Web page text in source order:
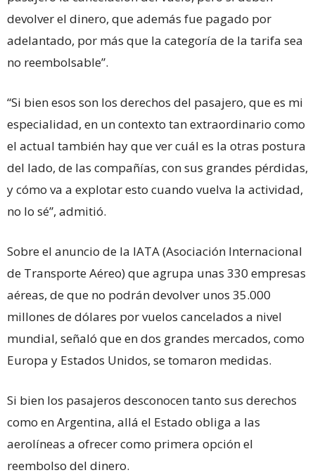
devolver el dinero, que además fue pagado por
adelantado, por más que la categoría de la tarifa sea
no reembolsable”.
“Si bien esos son los derechos del pasajero, que es mi
especialidad, en un contexto tan extraordinario como
el actual también hay que ver cuál es la otras postura
del lado, de las compañías, con sus grandes pérdidas,
y cómo va a explotar esto cuando vuelva la actividad,
no lo sé”, admitió.
Sobre el anuncio de la IATA (Asociación Internacional
de Transporte Aéreo) que agrupa unas 330 empresas
aéreas, de que no podrán devolver unos 35.000
millones de dólares por vuelos cancelados a nivel
mundial, señaló que en dos grandes mercados, como
Europa y Estados Unidos, se tomaron medidas.
Si bien los pasajeros desconocen tanto sus derechos
como en Argentina, allá el Estado obliga a las
aerolíneas a ofrecer como primera opción el
reembolso del dinero.